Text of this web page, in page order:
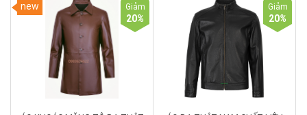
new
Giảm
20%
Giảm
20%